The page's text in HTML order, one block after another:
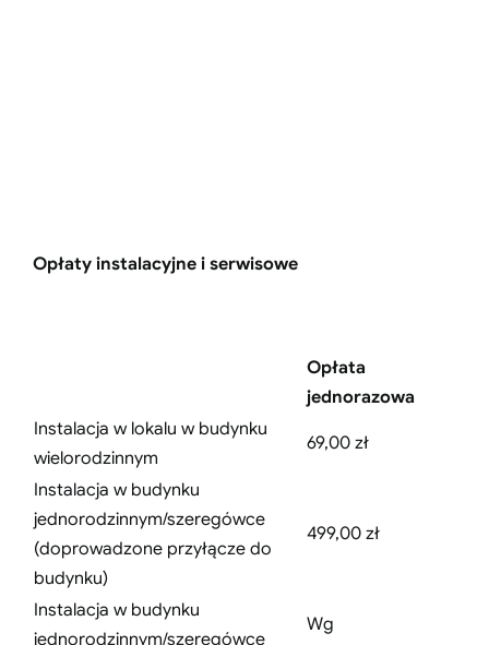
Opłaty instalacyjne i serwisowe
Opłata
jednorazowa
Instalacja w lokalu w budynku
wielorodzinnym
69,00 zł
Instalacja w budynku
jednorodzinnym/szeregówce
(doprowadzone przyłącze do
budynku)
499,00 zł
Instalacja w budynku
jednorodzinnym/szeregówce
Wg